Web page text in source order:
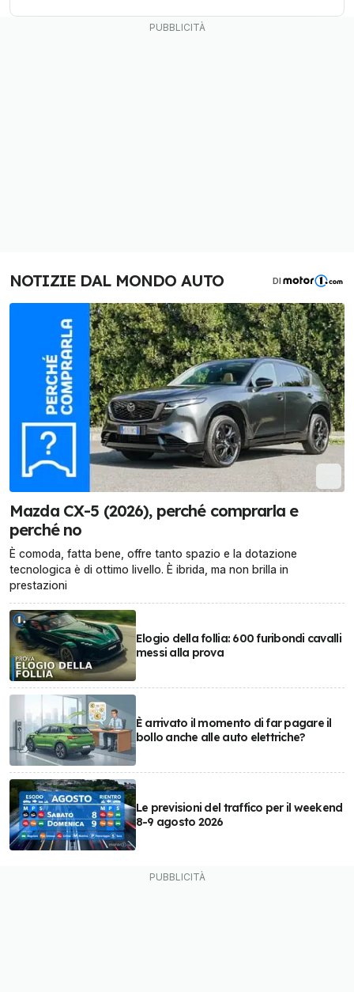
NOTIZIE DAL MONDO AUTO DI
Mazda CX-5 (2026), perché comprarla e
perché no
È comoda, fatta bene, offre tanto spazio e la dotazione
tecnologica è di ottimo livello. È ibrida, ma non brilla in
prestazioni
Elogio della follia: 600 furibondi cavalli
messi alla prova
È arrivato il momento di far pagare il
bollo anche alle auto elettriche?
Le previsioni del traffico per il weekend
8-9 agosto 2026